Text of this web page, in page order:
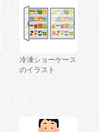
冷凍ショーケース
のイラスト